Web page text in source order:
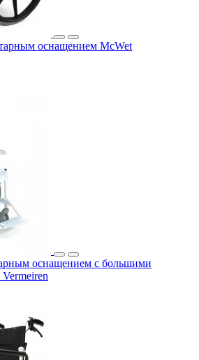
оснащением McWet
оснащением с большими